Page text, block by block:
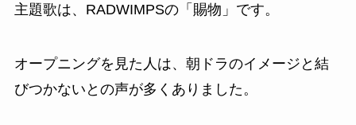
主題歌は、RADWIMPSの「賜物」です。
オープニングを見た人は、朝ドラのイメージと結
びつかないとの声が多くありました。